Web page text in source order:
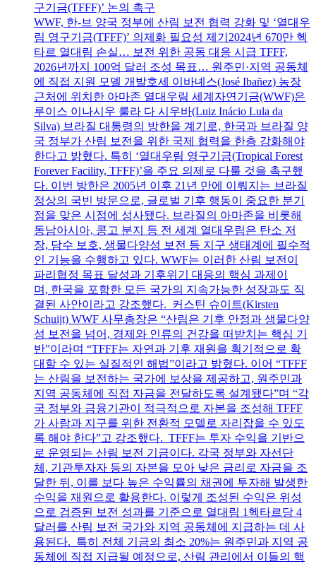
구기금(TFFF)’ 논의 촉구
WWF, 한-브 양국 정부에 산림 보전 협력 강화 및 ‘열대우
림 영구기금(TFFF)’ 의제화 필요성 제기2024년 670만 헥
타르 열대림 손실… 보전 위한 공동 대응 시급 TFFF,
2026년까지 100억 달러 조성 목표… 원주민·지역 공동체
에 직접 지원 모델 개발호세 이바녜스(José Ibañez) 농장
근처에 위치한 아마존 열대우림 세계자연기금(WWF)은
루이스 이나시우 룰라 다 시우바(Luiz Inácio Lula da
Silva) 브라질 대통령의 방한을 계기로, 한국과 브라질 양
국 정부가 산림 보전을 위한 국제 협력을 한층 강화해야
한다고 밝혔다. 특히 ‘열대우림 영구기금(Tropical Forest
Forever Facility, TFFF)’을 주요 의제로 다룰 것을 촉구했
다. 이번 방한은 2005년 이후 21년 만에 이뤄지는 브라질
정상의 국빈 방문으로, 글로벌 기후 행동이 중요한 분기
점을 맞은 시점에 성사됐다. 브라질의 아마존을 비롯해
동남아시아, 콩고 분지 등 전 세계 열대우림은 탄소 저
장, 담수 보호, 생물다양성 보전 등 지구 생태계에 필수적
인 기능을 수행하고 있다. WWF는 이러한 산림 보전이
파리협정 목표 달성과 기후위기 대응의 핵심 과제이
며, 한국을 포함한 모든 국가의 지속가능한 성장과도 직
결된 사안이라고 강조했다. 커스틴 슈이트(Kirsten
Schuijt) WWF 사무총장은 “산림은 기후 안정과 생물다양
성 보전을 넘어, 경제와 인류의 건강을 떠받치는 핵심 기
반”이라며 “TFFF는 자연과 기후 재원을 획기적으로 확
대할 수 있는 실질적인 해법”이라고 밝혔다. 이어 “TFFF
는 산림을 보전하는 국가에 보상을 제공하고, 원주민과
지역 공동체에 직접 자금을 전달하도록 설계됐다”며 “각
국 정부와 금융기관이 적극적으로 자본을 조성해 TFFF
가 사람과 지구를 위한 전환적 모델로 자리잡을 수 있도
록 해야 한다”고 강조했다. TFFF는 투자 수익을 기반으
로 운영되는 산림 보전 기금이다. 각국 정부와 자선단
체, 기관투자자 등의 자본을 모아 낮은 금리로 자금을 조
달한 뒤, 이를 보다 높은 수익률의 채권에 투자해 발생한
수익을 재원으로 활용한다. 이렇게 조성된 수익은 위성
으로 검증된 보전 성과를 기준으로 열대림 1헥타르당 4
달러를 산림 보전 국가와 지역 공동체에 지급하는 데 사
용된다. 특히 전체 기금의 최소 20%는 원주민과 지역 공
동체에 직접 지급될 예정으로, 산림 관리에서 이들의 핵